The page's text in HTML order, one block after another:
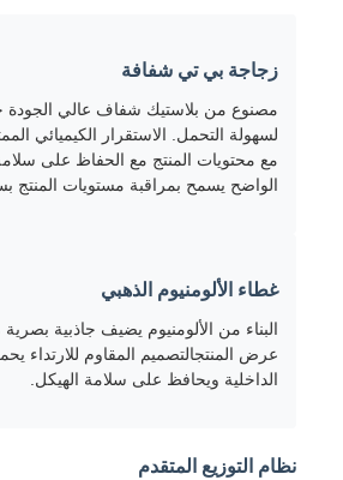
زجاجة بي تي شفافة
مصنوع من بلاستيك شفاف عالي الجودة
لسهولة التحمل. الاستقرار الكيميائي
مع محتويات المنتج مع الحفاظ على
الواضح يسمح بمراقبة مستويات المنتج
غطاء الألومنيوم الذهبي
البناء من الألومنيوم يضيف جاذبية
عرض المنتجالتصميم المقاوم للارتداء
الداخلية ويحافظ على سلامة الهيكل.
نظام التوزيع المتقدم